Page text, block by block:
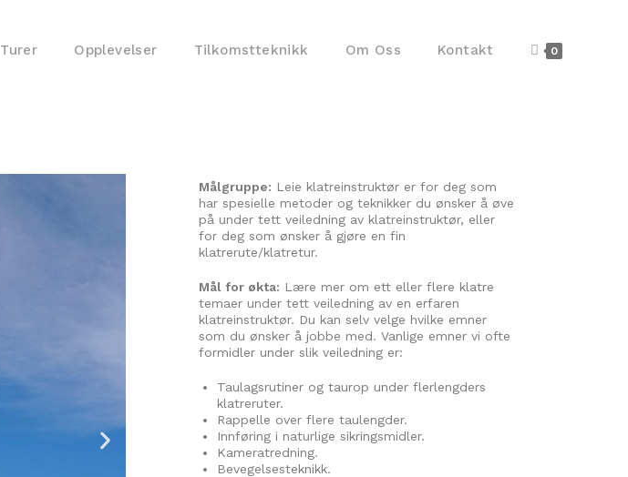
Turer Opplevelser Tilkomstteknikk Om Oss Kontakt 0
Målgruppe: Leie klatreinstruktør er for deg som
har spesielle metoder og teknikker du ønsker å øve
på under tett veiledning av klatreinstruktør, eller
for deg som ønsker å gjøre en fin
klatrerute/klatretur.
Mål for økta: Lære mer om ett eller flere klatre
temaer under tett veiledning av en erfaren
klatreinstruktør. Du kan selv velge hvilke emner
som du ønsker å jobbe med. Vanlige emner vi ofte
formidler under slik veiledning er:
Taulagsrutiner og taurop under flerlengders
klatreruter.
Rappelle over flere taulengder.
Innføring i naturlige sikringsmidler.
Kameratredning.
Bevegelsesteknikk.